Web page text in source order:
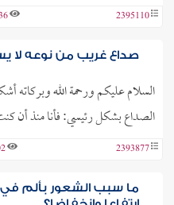
2395110
صداع غريب من نوعه لا
الصداع بشكل رئيسي: فأنا منذ أن
2393877
ما سبب الشعور بألم